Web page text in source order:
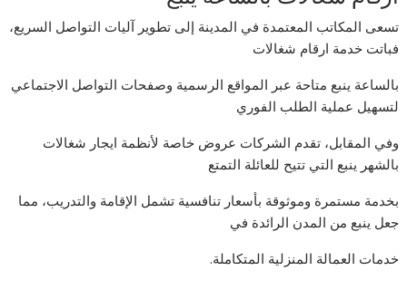
تسعى المكاتب المعتمدة في المدينة إلى تطوير آليات التواصل السريع،
فباتت خدمة ارقام شغالات
بالساعة ينبع متاحة عبر المواقع الرسمية وصفحات التواصل الاجتماعي
لتسهيل عملية الطلب الفوري
وفي المقابل، تقدم الشركات عروض خاصة لأنظمة ايجار شغالات
بالشهر ينبع التي تتيح للعائلة التمتع
بخدمة مستمرة وموثوقة بأسعار تنافسية تشمل الإقامة والتدريب، مما
جعل ينبع من المدن الرائدة في
خدمات العمالة المنزلية المتكاملة.